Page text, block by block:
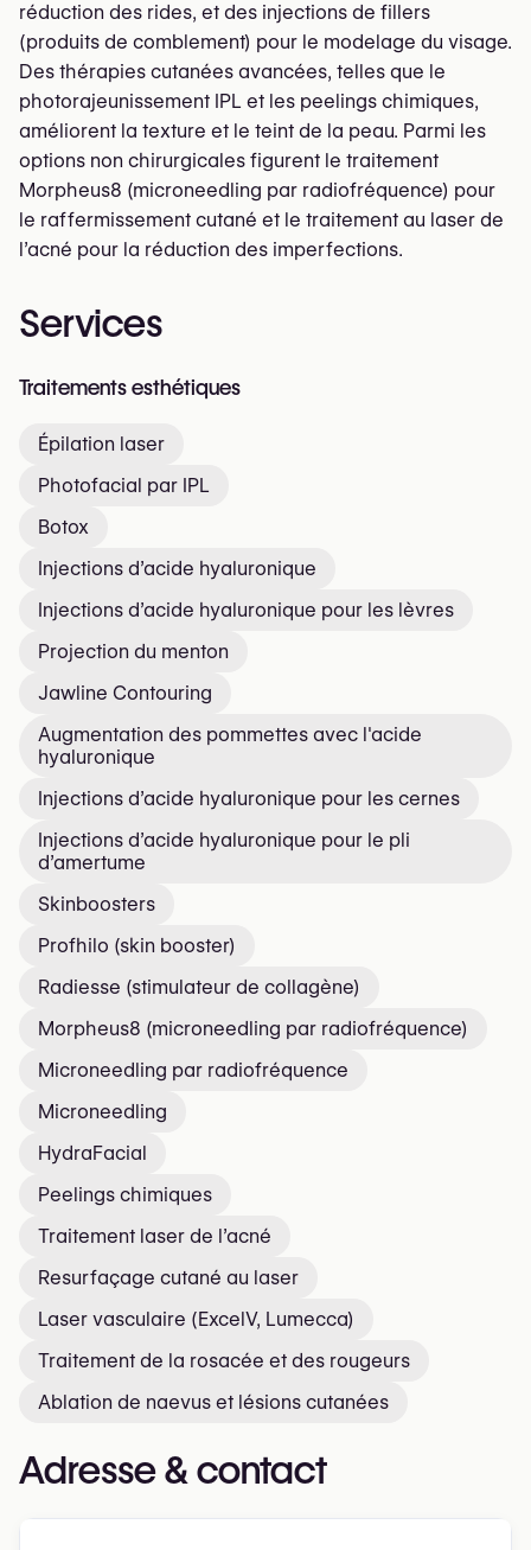
réduction des rides, et des injections de fillers
(produits de comblement) pour le modelage du visage.
Des thérapies cutanées avancées, telles que le
photorajeunissement IPL et les peelings chimiques,
améliorent la texture et le teint de la peau. Parmi les
options non chirurgicales figurent le traitement
Morpheus8 (microneedling par radiofréquence) pour
le raffermissement cutané et le traitement au laser de
l’acné pour la réduction des imperfections.
Services
Traitements esthétiques
Épilation laser
Photofacial par IPL
Botox
Injections d’acide hyaluronique
Injections d’acide hyaluronique pour les lèvres
Projection du menton
Jawline Contouring
Augmentation des pommettes avec l'acide
hyaluronique
Injections d’acide hyaluronique pour les cernes
Injections d’acide hyaluronique pour le pli
d’amertume
Skinboosters
Profhilo (skin booster)
Radiesse (stimulateur de collagène)
Morpheus8 (microneedling par radiofréquence)
Microneedling par radiofréquence
Microneedling
HydraFacial
Peelings chimiques
Traitement laser de l’acné
Resurfaçage cutané au laser
Laser vasculaire (ExcelV, Lumecca)
Traitement de la rosacée et des rougeurs
Ablation de nævus et lésions cutanées
Adresse & contact